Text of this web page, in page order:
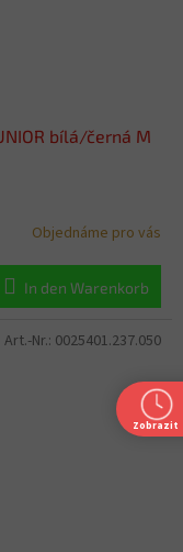
bílá/černá M
Objednáme pro vás
In den Warenkorb
Art.-Nr.: 0025401.237.050
Zobrazit